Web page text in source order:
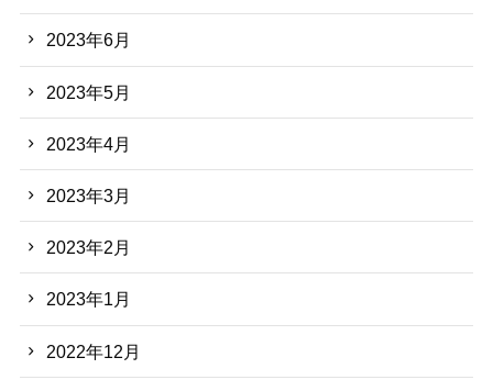
2023年6月
2023年5月
2023年4月
2023年3月
2023年2月
2023年1月
2022年12月